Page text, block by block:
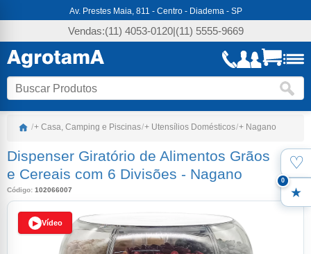
Av. Prestes Maia, 811 - Centro - Diadema - SP
Vendas:(11) 4053-0120|(11) 5555-9669
/+ Casa, Camping e Piscinas/+ Utensílios Domésticos/+ Nagano
Dispenser Giratório de Alimentos Grãos
e Cereais com 6 Divisões - Nagano
Código: 102066007
♡
0
▶ Vídeo